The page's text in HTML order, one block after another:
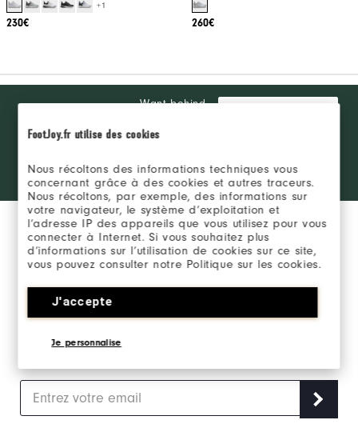
FootJoy.fr utilise des cookies
Nous récoltons des informations techniques vous
concernant grâce à des cookies et autres traceurs.
Nous récoltons, par exemple, des informations sur
votre navigateur, le système d’exploitation et
l’adresse IP des appareils que vous utilisez pour vous
connecter à Internet. Si vous souhaitez plus
d’informations sur l’utilisation de cookies sur ce site,
vous pouvez consulter notre Politique sur les cookies.
J'accepte
Je personnalise
+1
230€ 260€
Want behind
access and
products?
Learn More
SE CONNECTER
Inscrivez-vous à notre newsletter marketing et
recevez en exclusivité les actualités FootJoy.